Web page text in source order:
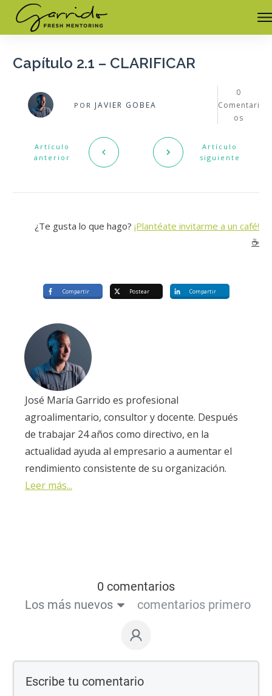
Capítulo 2.1 – CLARIFICAR
POR JAVIER GOBEA
0
Comentari
os
Artículo
anterior
Artículo
siguiente
¿Te gusta lo que hago? ¡Plantéate invitarme a un café!
☕️
Compartir Postear Compartir
José María Garrido es profesional
agroalimentario, consultor y docente. Después
de trabajar 24 años como directivo, en la
actualidad ayuda al empresario a aumentar el
rendimiento consistente de su organización.
Leer más...
0 comentarios
Los más nuevos
comentarios primero